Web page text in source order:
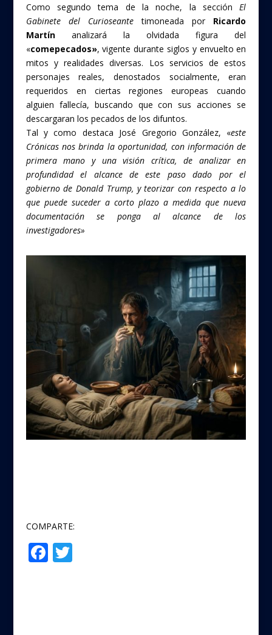
Como segundo tema de la noche, la secciónEl
Gabinete del Curioseantetimoneada por Ricardo
Martínanalizará la olvidada figura del
«comepecados», vigente durante siglos y envuelto en
mitos y realidades diversas. Los servicios de estos
personajes reales, denostados socialmente, eran
requeridos en ciertas regiones europeas cuando
alguien fallecía, buscando que con sus acciones se
descargaran los pecados de los difuntos.
Tal y como destaca José Gregorio González, «este
Crónicas nos brinda la oportunidad, con información de
primera mano y una visión crítica, de analizar en
profundidad el alcance de este paso dado por el
gobierno de Donald Trump, y teorizar con respecto a lo
que puede suceder a corto plazo a medida que nueva
documentación se ponga al alcance de los
investigadores»
COMPARTE:
F T